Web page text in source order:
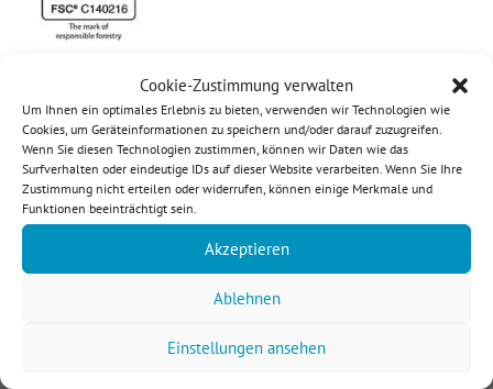
Cookie-Zustimmung verwalten
Um Ihnen ein optimales Erlebnis zu bieten, verwenden wir Technologien wie
Cookies, um Geräteinformationen zu speichern und/oder darauf zuzugreifen.
Wenn Sie diesen Technologien zustimmen, können wir Daten wie das
Surfverhalten oder eindeutige IDs auf dieser Website verarbeiten. Wenn Sie Ihre
Zustimmung nicht erteilen oder widerrufen, können einige Merkmale und
Funktionen beeinträchtigt sein.
Akzeptieren
Ablehnen
Einstellungen ansehen
54343 Föhren / Deutschland